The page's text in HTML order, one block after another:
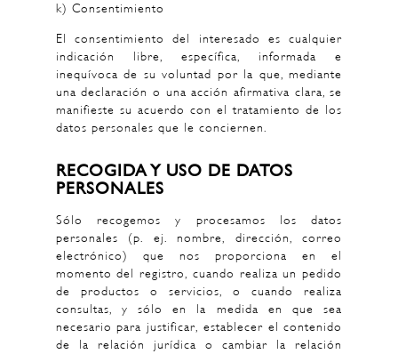
k) Consentimiento
El consentimiento del interesado es cualquier
indicación libre, específica, informada e
inequívoca de su voluntad por la que, mediante
una declaración o una acción afirmativa clara, se
manifieste su acuerdo con el tratamiento de los
datos personales que le conciernen.
RECOGIDA Y USO DE DATOS
PERSONALES
Sólo recogemos y procesamos los datos
personales (p. ej. nombre, dirección, correo
electrónico) que nos proporciona en el
momento del registro, cuando realiza un pedido
de productos o servicios, o cuando realiza
consultas, y sólo en la medida en que sea
necesario para justificar, establecer el contenido
de la relación jurídica o cambiar la relación